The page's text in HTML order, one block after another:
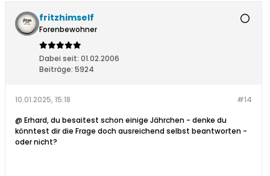
fritzhimself
Forenbewohner
Dabei seit: 01.02.2006
Beiträge: 5924
#14
10.01.2025, 15:18
@ Erhard, du besaitest schon einige Jährchen - denke du
könntest dir die Frage doch ausreichend selbst beantworten -
oder nicht?